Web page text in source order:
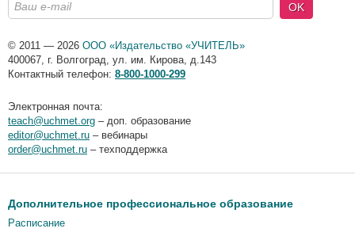
OK
© 2011 — 2026 ООО «Издательство «УЧИТЕЛЬ»
400067, г. Волгоград, ул. им. Кирова, д.143
Контактный телефон: 8-800-1000-299
Электронная почта:
teach@uchmet.org – доп. образование
editor@uchmet.ru – вебинары
order@uchmet.ru – техподдержка
Дополнительное профессиональное образование
Расписание